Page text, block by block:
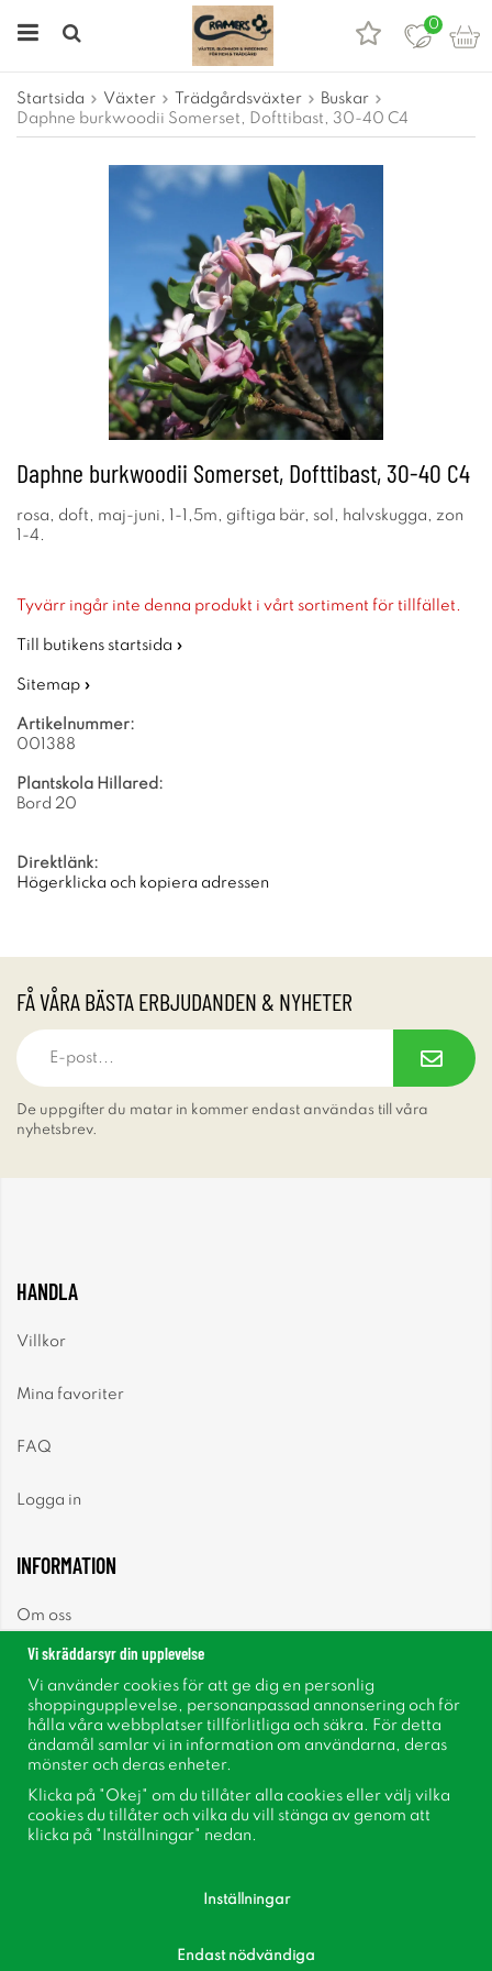
0
Startsida Växter Trädgårdsväxter
Buskar
Daphne burkwoodii Somerset, Dofttibast, 30-40 C4
Daphne burkwoodii Somerset, Dofttibast, 30-40 C4
rosa, doft, maj-juni, 1-1,5m, giftiga bär, sol, halvskugga, zon
1-4.
Tyvärr ingår inte denna produkt i vårt sortiment för tillfället.
Till butikens startsida »
Sitemap »
Artikelnummer:
001388
Plantskola Hillared:
Bord 20
Direktlänk:
Högerklicka och kopiera adressen
FÅ VÅRA BÄSTA ERBJUDANDEN & NYHETER
De uppgifter du matar in kommer endast användas till våra
nyhetsbrev.
HANDLA
Villkor
Mina favoriter
FAQ
Logga in
INFORMATION
Om oss
Nyhetsbrev
Om cookies
Inspiration
Vi skräddarsyr din upplevelse
Vi använder cookies för att ge dig en personlig
shoppingupplevelse, personanpassad annonsering och för
hålla våra webbplatser tillförlitliga och säkra. För detta
ändamål samlar vi in information om användarna, deras
mönster och deras enheter.
Klicka på "Okej" om du tillåter alla cookies eller välj vilka
cookies du tillåter och vilka du vill stänga av genom att
klicka på "Inställningar" nedan.
Inställningar
Endast nödvändiga